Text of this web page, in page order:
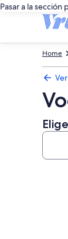
Pasar a la sección
Home